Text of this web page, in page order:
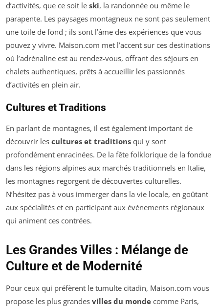
d’activités, que ce soit le ski, la randonnée ou même le
parapente. Les paysages montagneux ne sont pas seulement
une toile de fond ; ils sont l’âme des expériences que vous
pouvez y vivre. Maison.com met l’accent sur ces destinations
où l’adrénaline est au rendez-vous, offrant des séjours en
chalets authentiques, prêts à accueillir les passionnés
d’activités en plein air.
Cultures et Traditions
En parlant de montagnes, il est également important de
découvrir les cultures et traditions qui y sont
profondément enracinées. De la fête folklorique de la fondue
dans les régions alpines aux marchés traditionnels en Italie,
les montagnes regorgent de découvertes culturelles.
N’hésitez pas à vous immerger dans la vie locale, en goûtant
aux spécialités et en participant aux événements régionaux
qui animent ces contrées.
Les Grandes Villes : Mélange de
Culture et de Modernité
Pour ceux qui préfèrent le tumulte citadin, Maison.com vous
propose les plus grandes villes du monde comme Paris,